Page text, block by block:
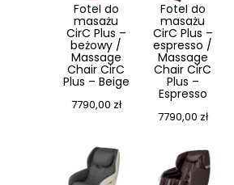
Fotel do
masażu
CirC Plus –
beżowy /
Massage
Chair CirC
Plus – Beige
7790,00 zł
Fotel do
masażu
CirC Plus –
espresso /
Massage
Chair CirC
Plus –
Espresso
7790,00 zł